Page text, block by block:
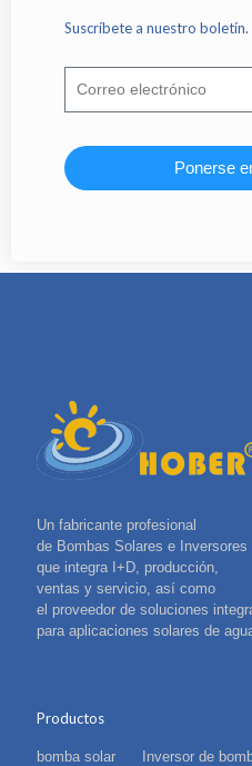
Suscríbete a nuestro boletín.
Ponerse
Un fabricante profesional
de Bombas Solares e
que integra I+D, producción,
ventas y servicio, así como
el proveedor de soluciones
para aplicaciones solares de
Productos
bomba solar Inversor de